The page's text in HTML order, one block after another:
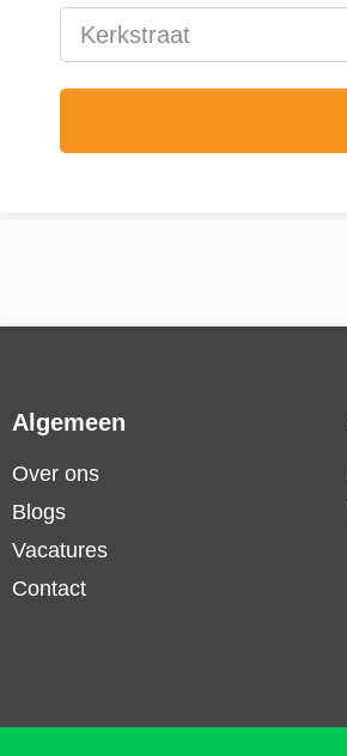
Algemeen
Over ons
Blogs
Vacatures
Contact